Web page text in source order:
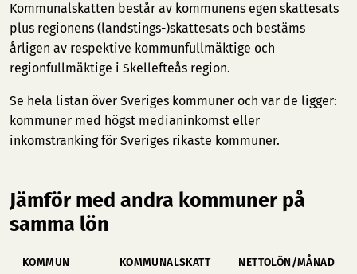
Kommunalskatten består av kommunens egen skattesats
plus regionens (landstings-)skattesats och bestäms
årligen av respektive kommunfullmäktige och
regionfullmäktige i Skellefteås region.
Se hela listan över Sveriges kommuner och var de ligger:
kommuner med högst medianinkomst eller
inkomstranking för Sveriges rikaste kommuner.
Jämför med andra kommuner på
samma lön
KOMMUN KOMMUNALSKATT NETTOLÖN/MÅNAD